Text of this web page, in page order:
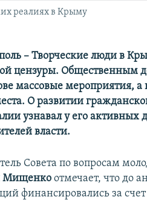
реалиях в Крыму
– Творческие люди в
цензуры. Общественным
массовые мероприятия,
О развитии
узнавал у его активных
власти.
Совета по вопросам
Мищенко отмечает, что до
финансировались за